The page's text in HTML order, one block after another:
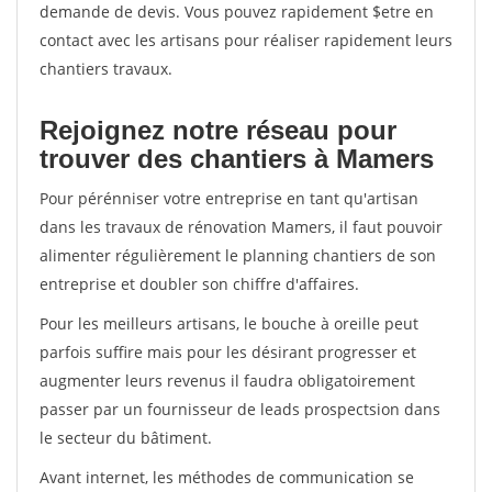
demande de devis. Vous pouvez rapidement $etre en
contact avec les artisans pour réaliser rapidement leurs
chantiers travaux.
Rejoignez notre réseau pour
trouver des chantiers à Mamers
Pour pérénniser votre entreprise en tant qu'artisan
dans les travaux de rénovation Mamers, il faut pouvoir
alimenter régulièrement le planning chantiers de son
entreprise et doubler son chiffre d'affaires.
Pour les meilleurs artisans, le bouche à oreille peut
parfois suffire mais pour les désirant progresser et
augmenter leurs revenus il faudra obligatoirement
passer par un fournisseur de leads prospectsion dans
le secteur du bâtiment.
Avant internet, les méthodes de communication se